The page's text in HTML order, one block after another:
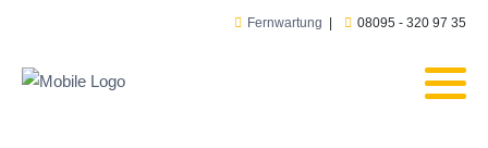
Fernwartung 08095 - 320 97 35